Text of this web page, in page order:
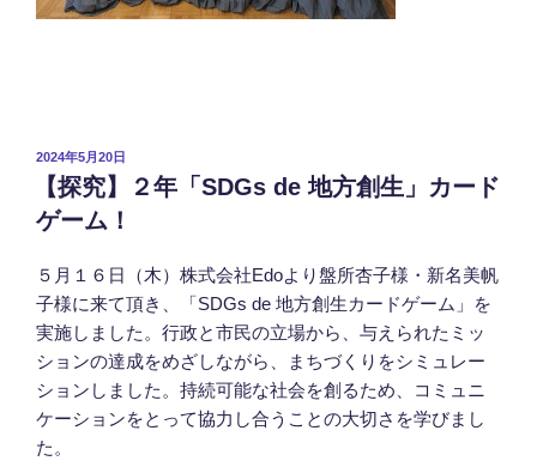
投
日:
2024年5月20日
【探究】２年「SDGs de 地方創生」カード
ゲーム！
５月１６日（木）株式会社Edoより盤所杏子様・新名美帆
子様に来て頂き、「SDGs de 地方創生カードゲーム」を
実施しました。行政と市民の立場から、与えられたミッ
ションの達成をめざしながら、まちづくりをシミュレー
ションしました。持続可能な社会を創るため、コミュニ
ケーションをとって協力し合うことの大切さを学びまし
た。